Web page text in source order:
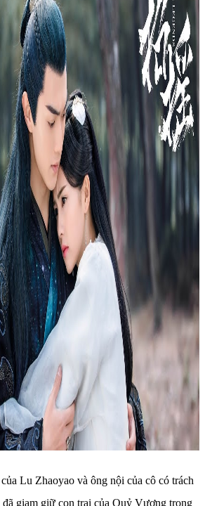
Lu Zhaoyao và ông nội của cô có trách
đã giam giữ con trai của Quỷ Vương trong